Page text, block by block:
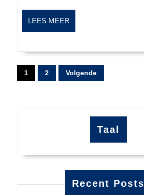
LEES MEER
MEER
paginering
1 2 Volgende
Taal
Recent Posts